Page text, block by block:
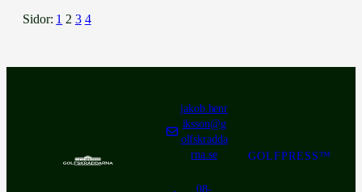
Sidor: 1 2 3 4
jakob.henr
iksson@g
olfskradda
rna.se
08-
GOLFPRESS™